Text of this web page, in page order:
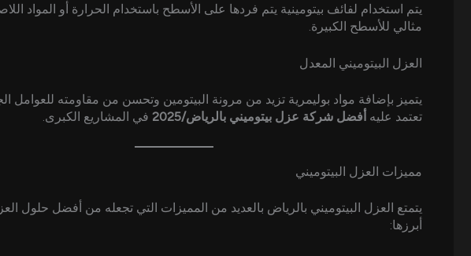
يتم استخدام لفائف بيتومينية يتم فردها على الأسطح باستخدام الحرارة أو المواد
مثالي للأسطح الكبيرة.
العزل البيتوميني المعدل
يتميز بإضافة مواد بوليمرية تزيد من مرونة البيتومين وتحسن من مقاومته للعوامل
تعتمد عليه أفضل شركة عزل بيتوميني بالرياض/2025 في المشاريع الكبرى.
مميزات العزل البيتوميني
يتمتع العزل البيتوميني بالرياض بالعديد من المميزات التي تجعله من أفضل حلول
أبرزها: